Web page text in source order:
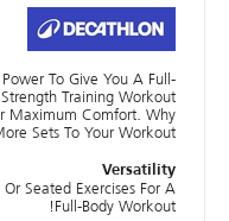
To Give You A Full-
Training Workout.
Maximum Comfort. Why
Sets To Your Workout !
Versatility
Seated Exercises For A
Full-Body Workout!